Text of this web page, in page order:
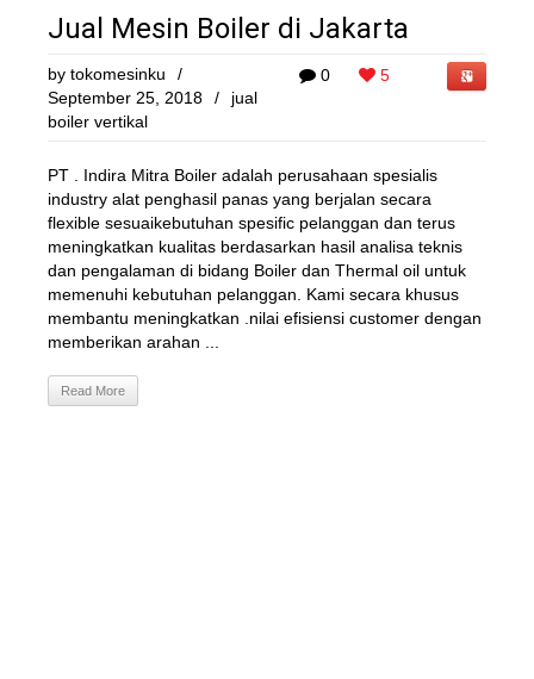
Jual Mesin Boiler di Jakarta
0 5
by tokomesinku
/
September 25, 2018
/
jual
boiler vertikal
PT . Indira Mitra Boiler adalah perusahaan spesialis
industry alat penghasil panas yang berjalan secara
flexible sesuaikebutuhan spesific pelanggan dan terus
meningkatkan kualitas berdasarkan hasil analisa teknis
dan pengalaman di bidang Boiler dan Thermal oil untuk
memenuhi kebutuhan pelanggan. Kami secara khusus
membantu meningkatkan .nilai efisiensi customer dengan
memberikan arahan ...
Read More